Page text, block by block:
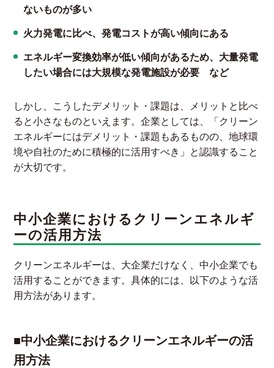
ないものが多い
火力発電に比べ、発電コストが高い傾向にある
エネルギー変換効率が低い傾向があるため、大量発電
したい場合には大規模な発電施設が必要 など
しかし、こうしたデメリット・課題は、メリットと比べ
ると小さなものといえます。企業としては、「クリーン
エネルギーにはデメリット・課題もあるものの、地球環
境や自社のために積極的に活用すべき」と認識すること
が大切です。
中小企業におけるクリーンエネルギ
ーの活用方法
クリーンエネルギーは、大企業だけなく、中小企業でも
活用することができます。具体的には、以下のような活
用方法があります。
■中小企業におけるクリーンエネルギーの活
用方法